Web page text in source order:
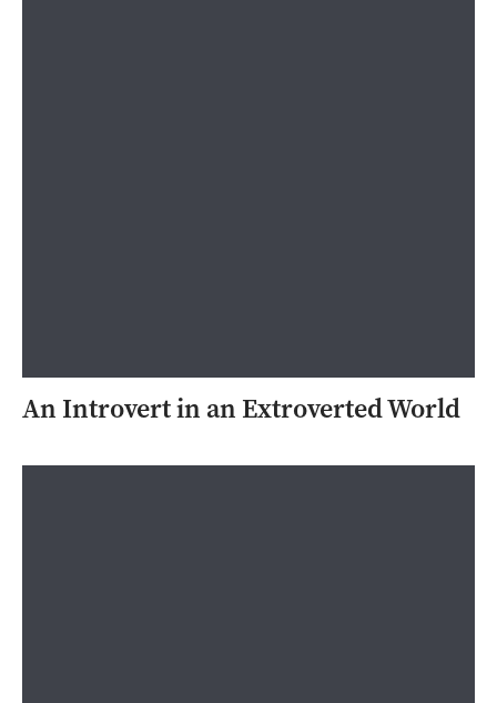
An Introvert in an Extroverted World